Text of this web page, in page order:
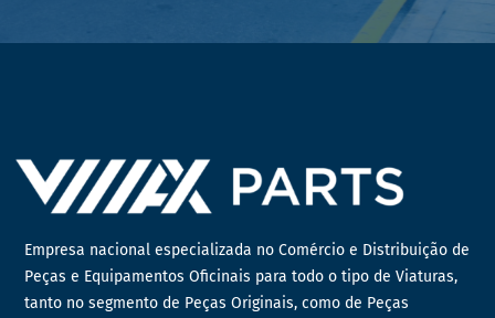
Empresa nacional especializada no Comércio e Distribuição de
Peças e Equipamentos Oficinais para todo o tipo de Viaturas,
tanto no segmento de Peças Originais, como de Peças